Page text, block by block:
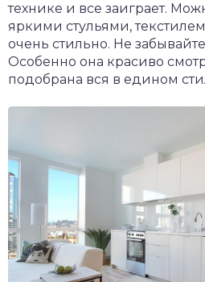
технике и все заиграет.
яркими стульями,
очень стильно. Не
Особенно она красиво
подобрана вся в едином